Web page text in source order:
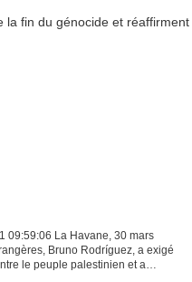
09:59:06 La Havane, 30 mars
Bruno Rodríguez, a exigé
le peuple palestinien et a